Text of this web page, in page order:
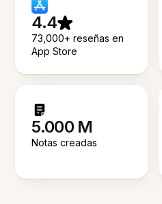
4.4
73,000+ reseñas en
App Store
5.000 M
Notas creadas